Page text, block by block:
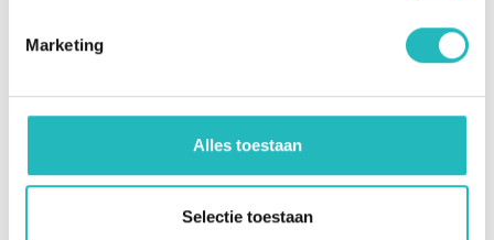
Marketing
Alles toestaan
Selectie toestaan
collega’s aanwezig waar je op terug kan vallen
we (kosteloos) een VOG (verklaring omtrent
gedrag) aanvragen voor iedere vrijwilliger.
Wie zijn wij?
RIBW Arnhem & Veluwe Vallei biedt